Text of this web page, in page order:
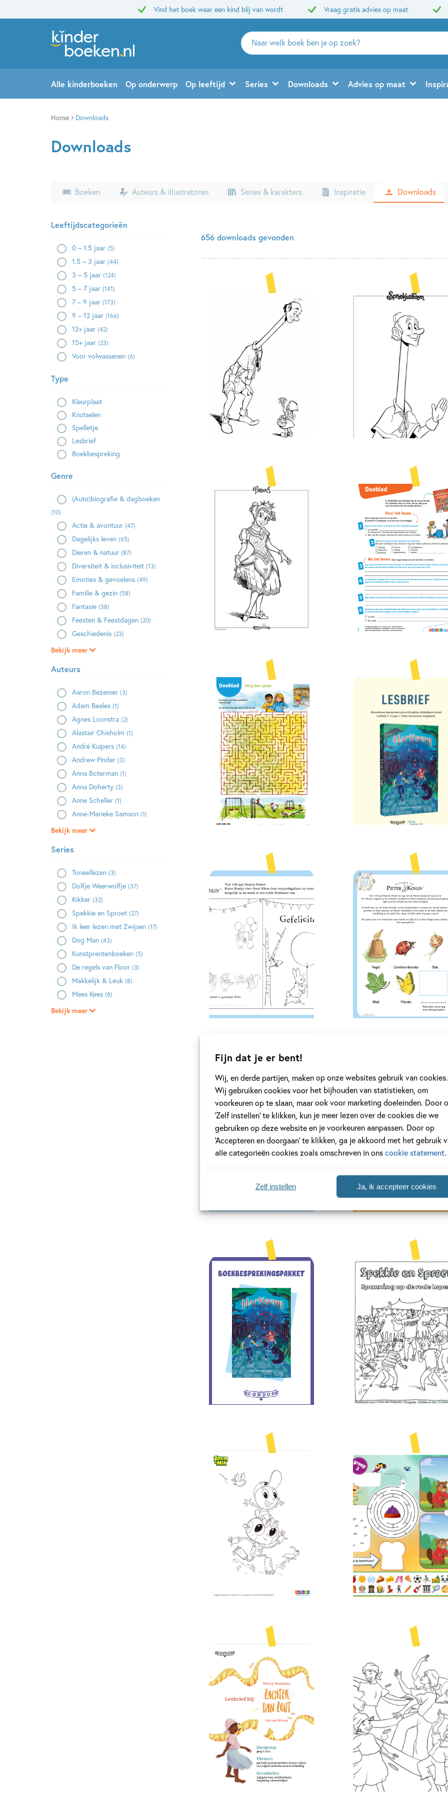
Fijn dat je er bent!
Wij, en derde partijen, maken op onze websites gebruik van cookies.
Wij gebruiken cookies voor het bijhouden van statistieken, om
voorkeuren op te slaan, maar ook voor marketing doeleinden. Door
‘Zelf instellen’ te klikken, kun je meer lezen over de cookies die we
gebruiken op deze website en je voorkeuren aanpassen. Door op
‘Accepteren en doorgaan’ te klikken, ga je akkoord met het gebruik
alle categorieën cookies zoals omschreven in onscookie statement.
Ja, ik accepteer cookies
Zelf instellen
Vind het boek waar een kind blij van wordt Vraag gratis advies op maat
Zoeken
naar
en
uitgevers
Alle kinderboeken Op onderwerp Op leeftijd Series Downloads Advies op maat
Home Downloads
Downloads
Boeken Auteurs & illustratoren Series & karakters Inspiratie Downloads
Leeftijdscategorieën
0 – 1.5 jaar (5)
1.5 – 3 jaar (44)
3 – 5 jaar (124)
5 – 7 jaar (141)
7 – 9 jaar (173)
9 – 12 jaar (166)
12+ jaar (42)
15+ jaar (23)
Voor volwassenen (6)
Type
Kleurplaat
Knutselen
Spelletje
Lesbrief
Boekbespreking
Genre
(Auto)biografie & dagboeken
(10)
Actie & avontuur (47)
Dagelijks leven (65)
Dieren & natuur (87)
Diversiteit & inclusiviteit (13)
Emoties & gevoelens (49)
Familie & gezin (58)
Fantasie (38)
Feesten & Feestdagen (20)
Geschiedenis (23)
Bekijk meer
Auteurs
Aaron Bezemer (3)
Adam Beales (1)
Agnes Loonstra (2)
Alastair Chisholm (1)
André Kuipers (14)
Andrew Pinder (3)
Anna Boterman (1)
Anna Doherty (3)
Anne Scheller (1)
Anne-Marieke Samson (1)
Bekijk meer
Series
Toneellezen (3)
Dolfje Weerwolfje (37)
Kikker (32)
Spekkie en Sproet (27)
Ik leer lezen met Zwijsen (17)
Dog Man (43)
Kunstprentenboeken (5)
De regels van Floor (3)
Makkelijk & Leuk (8)
Mees Kees (8)
Bekijk meer
656 downloads gevonden